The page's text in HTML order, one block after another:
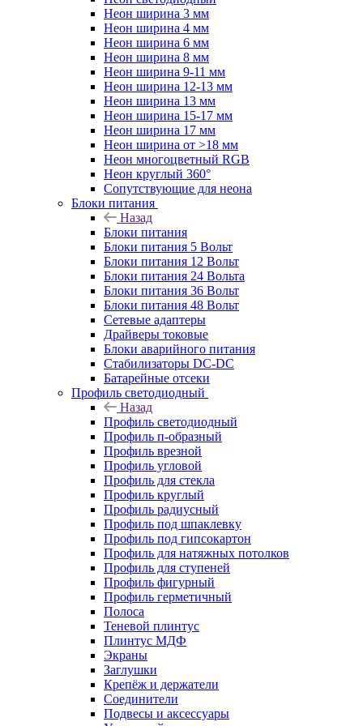
Неон ширина 3 мм
Неон ширина 4 мм
Неон ширина 6 мм
Неон ширина 8 мм
Неон ширина 9-11 мм
Неон ширина 12-13 мм
Неон ширина 13 мм
Неон ширина 15-17 мм
Неон ширина 17 мм
Неон ширина от >18 мм
Неон многоцветный RGB
Неон круглый 360°
Сопутствующие для неона
Блоки питания
Назад
Блоки питания
Блоки питания 5 Вольт
Блоки питания 12 Вольт
Блоки питания 24 Вольта
Блоки питания 36 Вольт
Блоки питания 48 Вольт
Сетевые адаптеры
Драйверы токовые
Блоки аварийного питания
Стабилизаторы DC-DC
Батарейные отсеки
Профиль светодиодный
Назад
Профиль светодиодный
Профиль п-образный
Профиль врезной
Профиль угловой
Профиль для стекла
Профиль круглый
Профиль радиусный
Профиль под шпаклевку
Профиль под гипсокартон
Профиль для натяжных потолков
Профиль для ступеней
Профиль фигурный
Профиль герметичный
Полоса
Теневой плинтус
Плинтус МДФ
Экраны
Заглушки
Крепёж и держатели
Соединители
Подвесы и аксессуары